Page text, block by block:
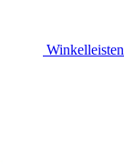
Winkelleisten